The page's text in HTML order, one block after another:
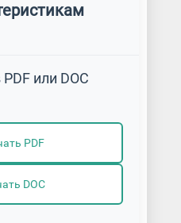
или DOC
PDF
DOC